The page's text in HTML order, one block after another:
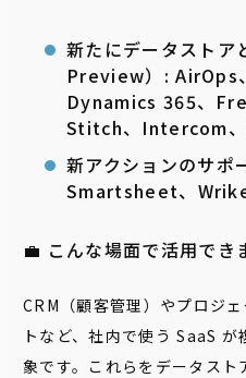
新たにデータスト
Preview）: AirOps
Dynamics 365、
Stitch、Intercom
新アクションのサポ
Smartsheet、
💼 こんな場面で活用でき
CRM（顧客管理）やプロジ
トなど、社内で使う SaaS
象です。これらをデータス